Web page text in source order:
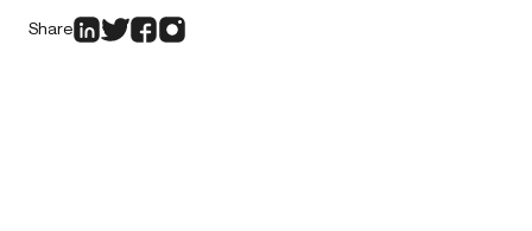
Share